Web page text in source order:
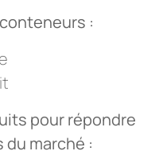
:
pour répondre
marché :